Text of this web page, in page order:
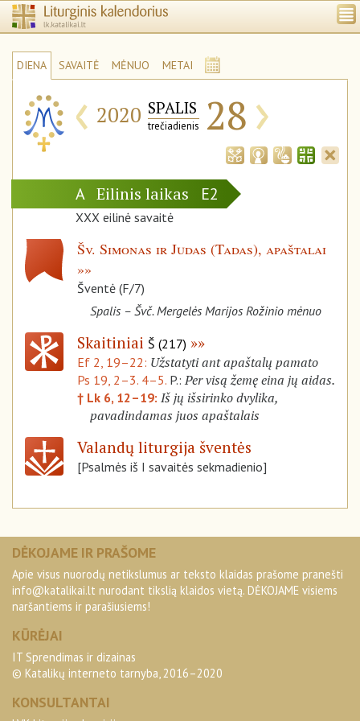
DIENA SAVAITĖ MĖNUO METAI
‹ 2020 SPALIS
trečiadienis 28 ›
A Eilinis laikas E2
XXX eilinė savaitė
Šv. Simonas ir Judas (Tadas), apaštalai
Šventė (F/7)
Spalis – Švč. Mergelės Marijos Rožinio mėnuo
Skaitiniai Š (217)
Ef 2, 19–22: Užstatyti ant apaštalų pamato
Ps 19, 2–3. 4–5. P.:Per visą žemę eina jų aidas.
† Lk 6, 12–19: Iš jų išsirinko dvylika,
pavadindamas juos apaštalais
Valandų liturgija šventės
[Psalmės iš I savaitės sekmadienio]
DĖKOJAME IR PRAŠOME
Apie visus nuorodų netikslumus ar teksto klaidas prašome pranešti
info@katalikai.lt nurodant tikslią klaidos vietą. DĖKOJAME visiems
naršantiems ir parašiusiems!
KŪRĖJAI
IT Sprendimas ir dizainas
© Katalikų interneto tarnyba, 2016–2020
KONSULTANTAI